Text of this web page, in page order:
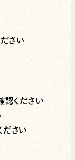
さい
認ください
ださい